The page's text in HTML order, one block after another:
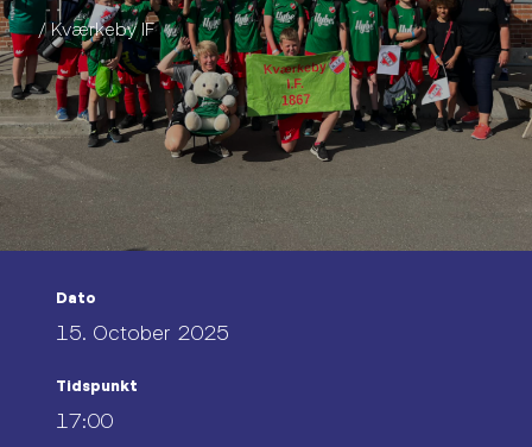
/ Kværkeby IF
Dato
15. October 2025
Tidspunkt
17:00